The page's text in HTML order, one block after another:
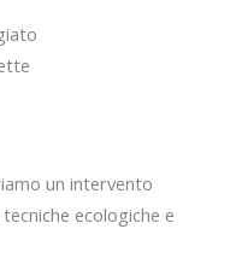
un intervento
ecologiche e